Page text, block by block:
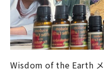
Wisdom of the Earth メ